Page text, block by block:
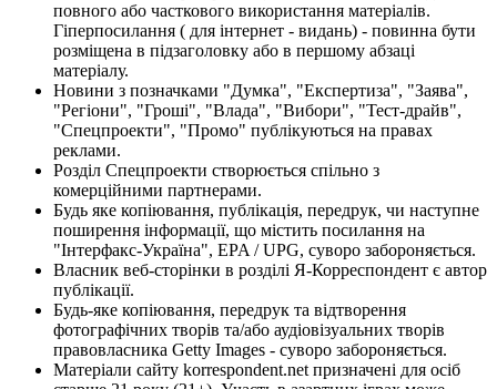
повного або часткового використання матеріалів.
Гіперпосилання ( для інтернет - видань) - повинна бути
розміщена в підзаголовку або в першому абзаці
матеріалу.
Новини з позначками "Думка", "Експертиза", "Заява",
"Регіони", "Гроші", "Влада", "Вибори", "Тест-драйв",
"Спецпроекти", "Промо" публікуються на правах
реклами.
Розділ Спецпроекти створюється спільно з
комерційними партнерами.
Будь яке копіювання, публікація, передрук, чи наступне
поширення інформації, що містить посилання на
"Інтерфакс-Україна", EPA / UPG, суворо забороняється.
Власник веб-сторінки в розділі Я-Корреспондент є автор
публікації.
Будь-яке копіювання, передрук та відтворення
фотографічних творів та/або аудіовізуальних творів
правовласника Getty Images - суворо забороняється.
Матеріали сайту korrespondent.net призначені для осіб